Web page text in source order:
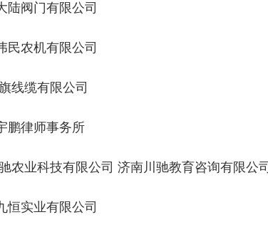
陆阀门有限公司
民农机有限公司
线缆有限公司
鹏律师事务所
农业科技有限公司 济南川驰教育咨询有限公司
恒实业有限公司